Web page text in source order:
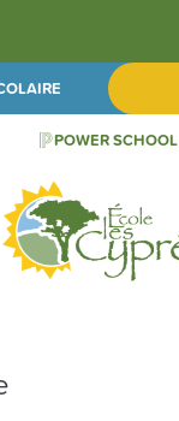
POWER SCHOOL